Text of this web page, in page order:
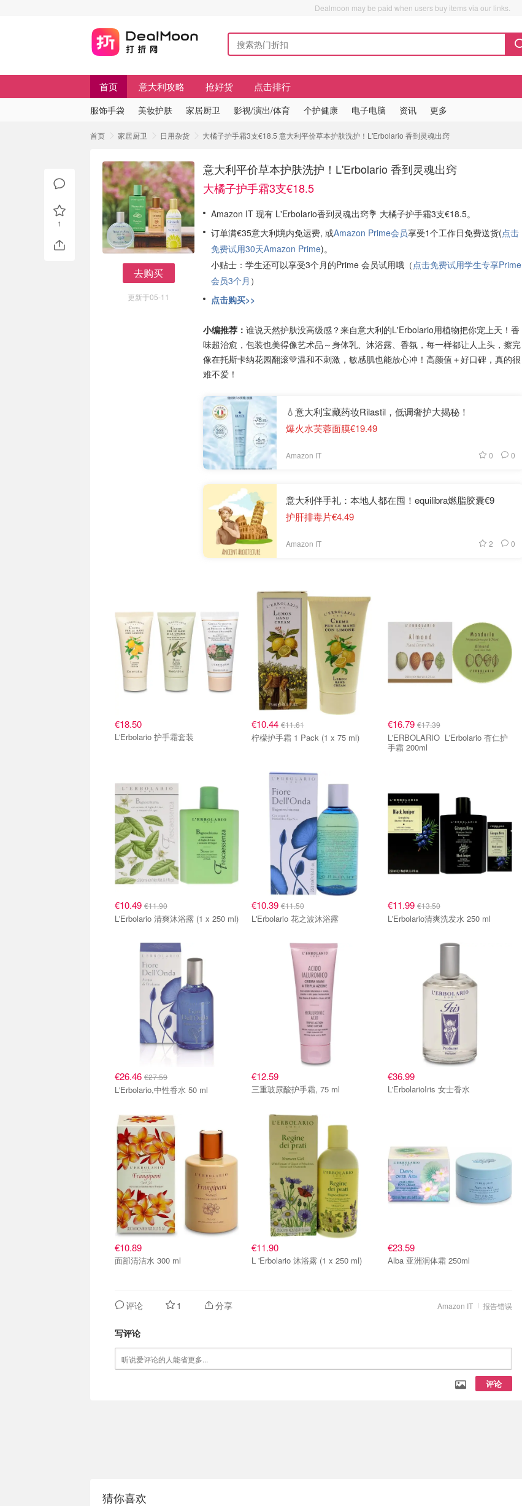
Dealmoon may be paid when users buy items via our links.
首页 意大利攻略 抢好货 点击排行
服饰手袋 美妆护肤 家居厨卫 影视/演出/体育 个护健康 电子电脑 资讯 更多
首页 家居厨卫 日用杂货 大橘子护手霜3支€18.5 意大利平价草本护肤洗护！L'Erbolario 香到灵魂出窍
去购买
更新于05-11
意大利平价草本护肤洗护！L'Erbolario 香到灵魂出窍
大橘子护手霜3支€18.5
Amazon IT 现有 L'Erbolario香到灵魂出窍💐 大橘子护手霜3支€18.5。
订单满€35意大利境内免运费, 或Amazon Prime会员享受1个工作日免费送货(点击
免费试用30天Amazon Prime)。
小贴士：学生还可以享受3个月的Prime 会员试用哦（ 点击免费试用学生专享Prime
会员3个月 ）
点击购买>>
小编推荐： 谁说天然护肤没高级感？来自意大利的L'Erbolario用植物把你宠上天！香
味超治愈，包装也美得像艺术品～身体乳、沐浴露、香氛，每一样都让人上头，擦完
像在托斯卡纳花园翻滚💚温和不刺激，敏感肌也能放心冲！高颜值＋好口碑，真的很
难不爱！
💧意大利宝藏药妆Rilastil，低调奢护大揭秘！
爆火水芙蓉面膜€19.49
Amazon IT 0 0
意大利伴手礼：本地人都在囤！equilibra燃脂胶囊€9
护肝排毒片€4.49
Amazon IT 2 0
€18.50
L'Erbolario 护手霜套装
€10.44€11.61
柠檬护手霜 1 Pack (1 x 75 ml)
€16.79 €17.39
L'ERBOLARIO L'Erbolario 杏仁护
手霜 200ml
€10.49 €11.90
L'Erbolario 清爽沐浴露 (1 x 250 ml)
€10.39€11.50
L'Erbolario 花之波沐浴露
€11.99 €13.50
L'Erbolario清爽洗发水 250 ml
€26.46 €27.59
L'Erbolario,中性香水 50 ml
€12.59
三重玻尿酸护手霜, 75 ml
€36.99
L'ErbolarioIris 女士香水
€10.89
面部清洁水 300 ml
€11.90
L 'Erbolario 沐浴露 (1 x 250 ml)
€23.59
Alba 亚洲润体霜 250ml
报告错误
Amazon IT
评论 1 分享
写评论
评论
猜你喜欢
1